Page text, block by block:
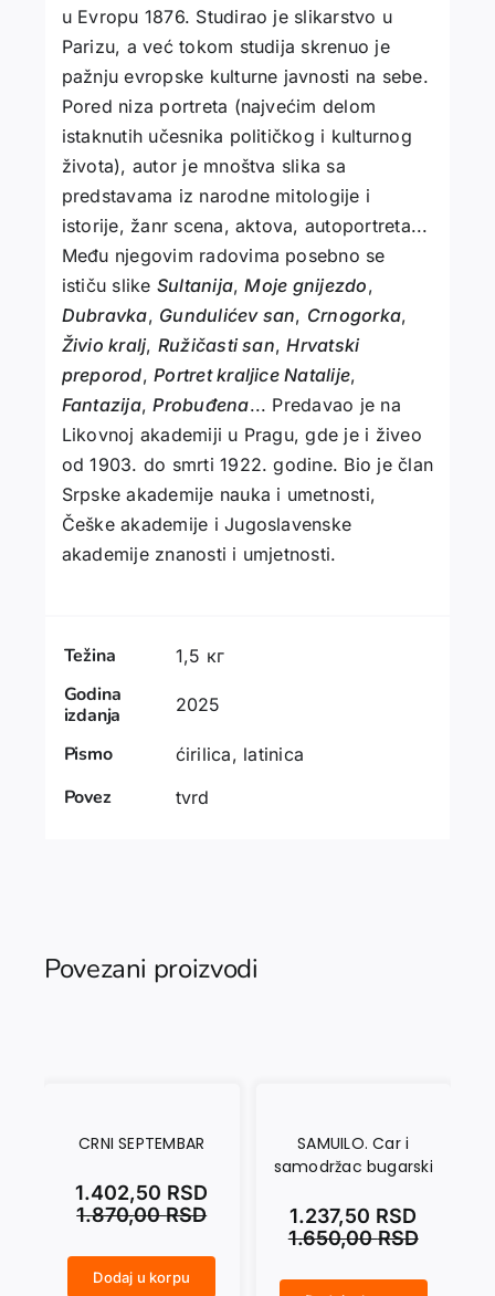
u Evropu 1876. Studirao je slikarstvo u
Parizu, a već tokom studija skrenuo je
pažnju evropske kulturne javnosti na sebe.
Pored niza portreta (najvećim delom
istaknutih učesnika političkog i kulturnog
života), autor je mnoštva slika sa
predstavama iz narodne mitologije i
istorije, žanr scena, aktova, autoportreta...
Među njegovim radovima posebno se
ističu slike Sultanija,Moje gnijezdo,
Dubravka, Gundulićev san, Crnogorka,
Živio kralj, Ružičasti san,Hrvatski
preporod,Portret kraljice Natalije,
Fantazija,Probuđena... Predavao je na
Likovnoj akademiji u Pragu, gde je i živeo
od 1903. do smrti 1922. godine. Bio je član
Srpske akademije nauka i umetnosti,
Češke akademije i Jugoslavenske
akademije znanosti i umjetnosti.
Težina 1,5 кг
Godina
izdanja
2025
Pismo ćirilica, latinica
Povez tvrd
Povezani proizvodi
CRNI SEPTEMBAR
1.870,00RSD
1.402,50 RSD
Dodaj u korpu
SAMUILO. Car i
samodržac bugarski
1.650,00RSD
1.237,50 RSD